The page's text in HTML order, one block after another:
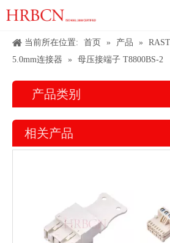
当前所在位置: 首页 » 产品 »
5.0mm连接器
» 母压接端子 T8800BS-2
产品类别
相关产品